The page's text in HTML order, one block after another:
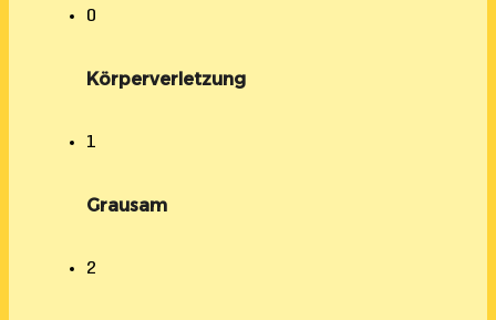
0
Körperverletzung
1
Grausam
2